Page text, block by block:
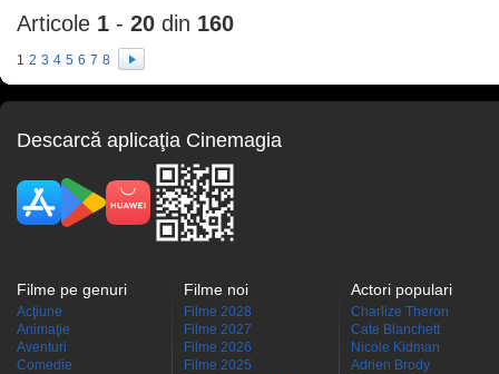
Articole 1 - 20 din 160
1 2 3 4 5 6 7 8
Descarcă aplicaţia Cinemagia
Filme pe genuri
Acţiune
Animaţie
Aventuri
Comedie
Filme noi
Filme 2028
Filme 2027
Filme 2026
Filme 2025
Actori populari
Charlize Theron
Cate Blanchett
Nicole Kidman
Adrien Brody